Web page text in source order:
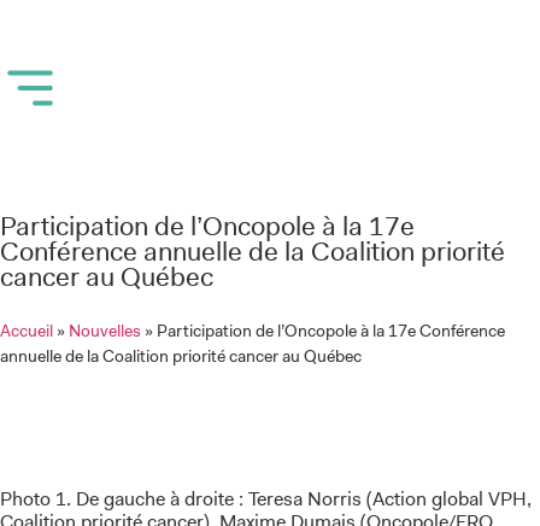
Participation de l’Oncopole à la 17e
Conférence annuelle de la Coalition priorité
cancer au Québec
Accueil » Nouvelles » Participation de l’Oncopole à la 17e Conférence
annuelle de la Coalition priorité cancer au Québec
Photo 1. De gauche à droite : Teresa Norris (Action global VPH,